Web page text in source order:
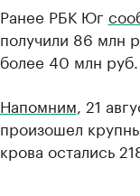
Ранее РБК Юг
получили 86 млн
более 40 млн
Напомним , 21
произошел
крова остались